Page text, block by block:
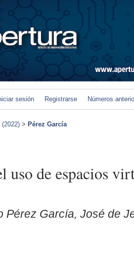
sesión Registrarse Números
> Pérez García
uso de espacios
Pérez García, José de